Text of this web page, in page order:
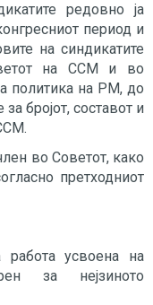
редовно ја
период и
на синдикатите
на ССМ и во
политика на РМ, до
бројот, составот и
во Советот, како
претходниот
работа усвоена на
за нејзиното